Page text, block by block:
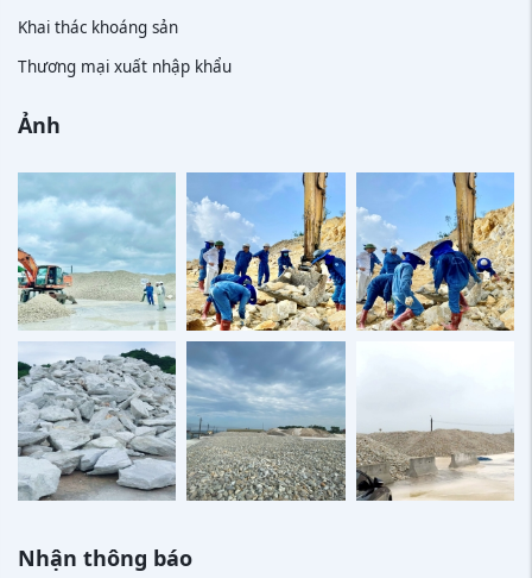
Khai thác khoáng sản
Thương mại xuất nhập khẩu
Ảnh
Nhận thông báo